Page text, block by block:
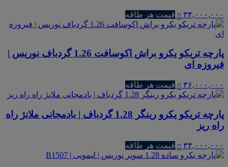
۳۴,۰۰۰,۰۰۰ قیمت هر طاقه
پارچه تریکو یکرو براش اکوسافت 1.26 گردباف نوریس |
فیروزه ای
۳۶,۰۰۰,۰۰۰ قیمت هر طاقه
پارچه تریکو یکرو رینگر 1.28 گردباف | بادمجانی ملانژ راه
راه ریز
۳۴,۰۰۰,۰۰۰ قیمت هر طاقه